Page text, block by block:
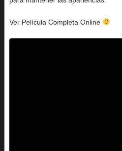
Ver Película Completa Online